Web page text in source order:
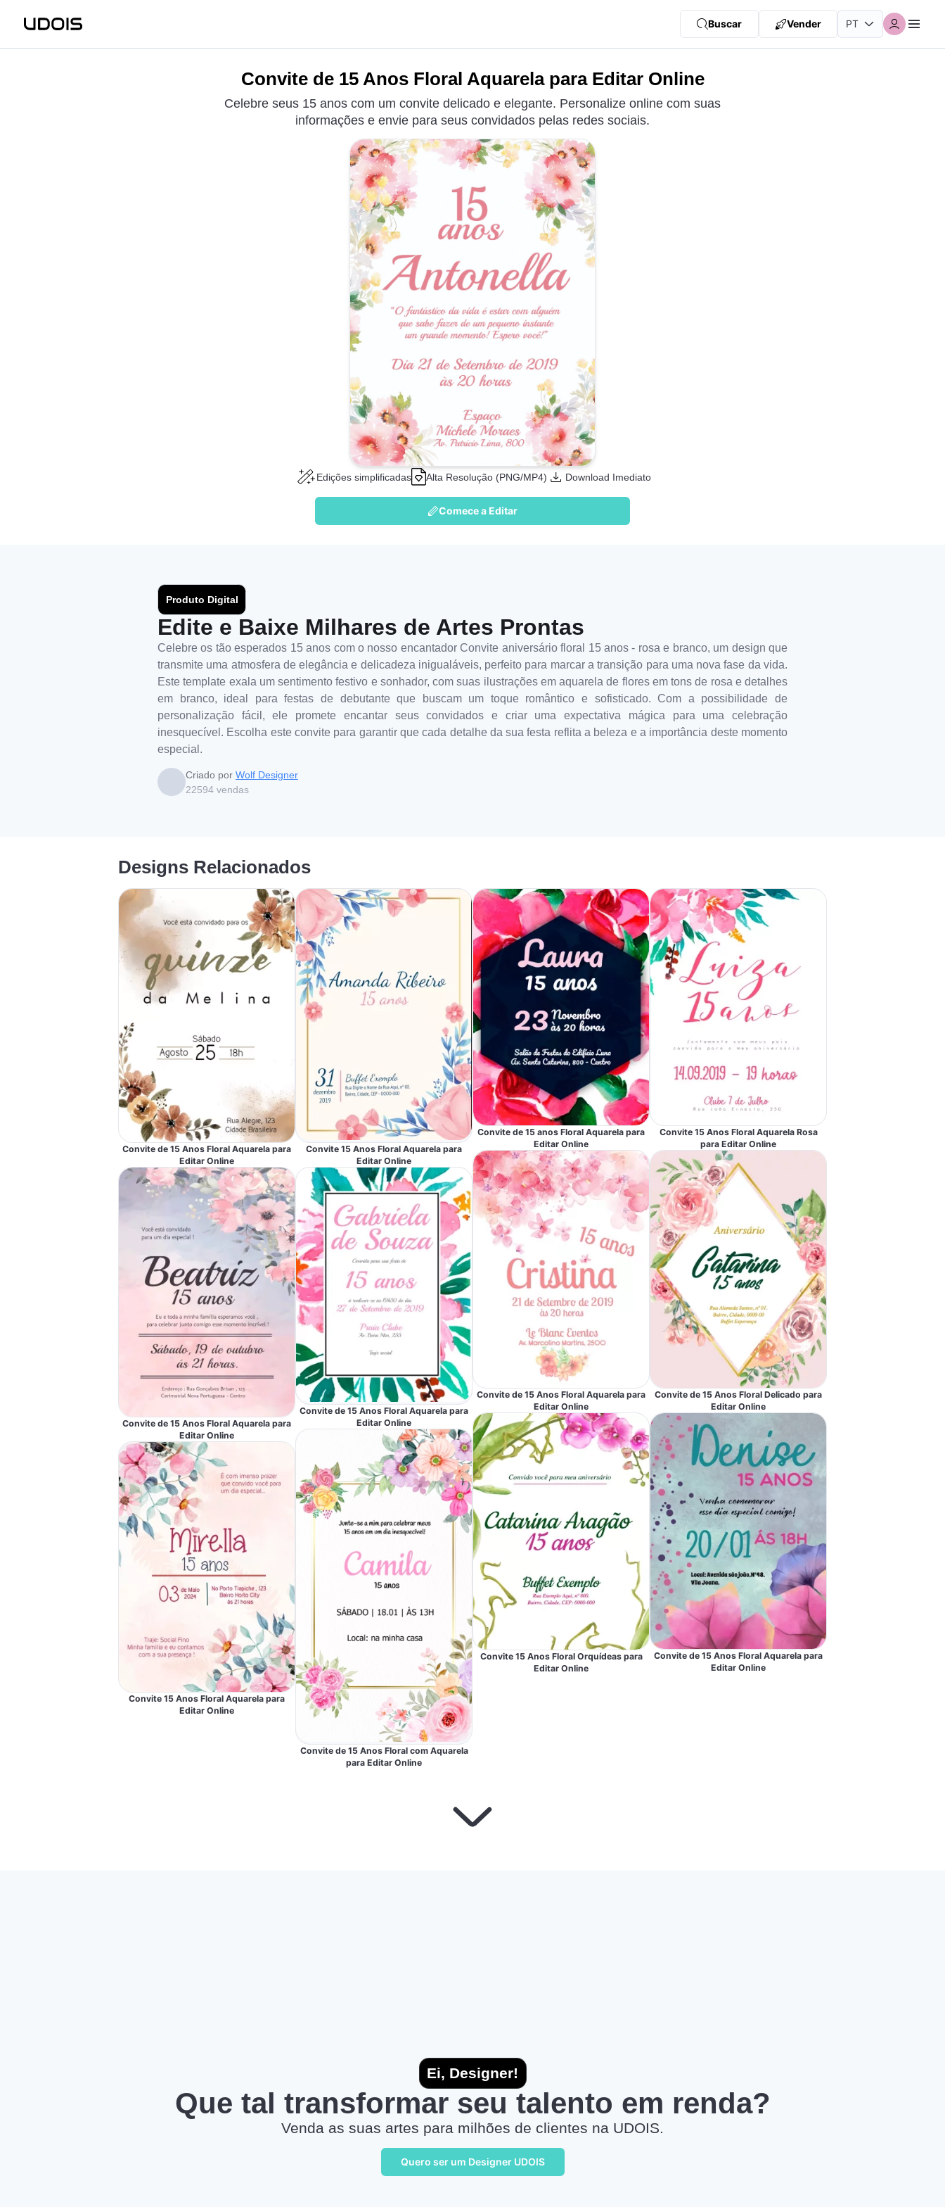
Buscar Vender
Convite de 15 Anos Floral Aquarela para Editar Online
Celebre seus 15 anos com um convite delicado e elegante. Personalize online com suas
informações e envie para seus convidados pelas redes sociais.
Edições simplificadas Alta Resolução (PNG/MP4) Download Imediato
Comece a Editar
Produto Digital
Edite e Baixe Milhares de Artes Prontas
Celebre os tão esperados 15 anos com o nosso encantador Convite aniversário floral 15 anos - rosa e branco, um design que
transmite uma atmosfera de elegância e delicadeza inigualáveis, perfeito para marcar a transição para uma nova fase da vida.
Este template exala um sentimento festivo e sonhador, com suas ilustrações em aquarela de flores em tons de rosa e detalhes
em branco, ideal para festas de debutante que buscam um toque romântico e sofisticado. Com a possibilidade de
personalização fácil, ele promete encantar seus convidados e criar uma expectativa mágica para uma celebração
inesquecível. Escolha este convite para garantir que cada detalhe da sua festa reflita a beleza e a importância deste momento
especial.
Criado por Wolf Designer
22594 vendas
Designs Relacionados
Convite de 15 Anos Floral Aquarela para
Editar Online
Convite de 15 Anos Floral Aquarela para
Editar Online
Convite 15 Anos Floral Aquarela para
Editar Online
Convite 15 Anos Floral Aquarela para
Editar Online
Convite de 15 Anos Floral Aquarela para
Editar Online
Convite de 15 Anos Floral com Aquarela
para Editar Online
Convite de 15 anos Floral Aquarela para
Editar Online
Convite de 15 Anos Floral Aquarela para
Editar Online
Convite 15 Anos Floral Orquídeas para
Editar Online
Convite 15 Anos Floral Aquarela Rosa
para Editar Online
Convite de 15 Anos Floral Delicado para
Editar Online
Convite de 15 Anos Floral Aquarela para
Editar Online
Ei, Designer!
Que tal transformar seu talento em renda?
Venda as suas artes para milhões de clientes na UDOIS.
Quero ser um Designer UDOIS